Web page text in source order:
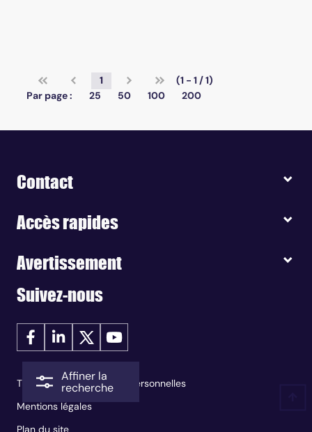
Affiner la
recherche
1
(1 - 1 / 1)
Par page :
25 50 100 200
Contact
Accès rapides
Avertissement
Suivez-nous
Traitement des données personnelles
Mentions légales
Plan du site